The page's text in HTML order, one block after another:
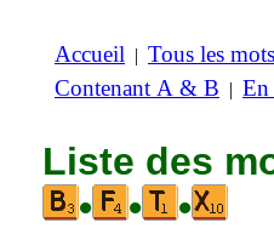
Accueil | Tous les mots
Contenant A & B | En
Liste des
•
• •